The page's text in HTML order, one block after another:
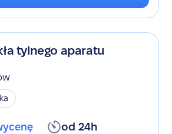
tylnego aparatu
od 24h